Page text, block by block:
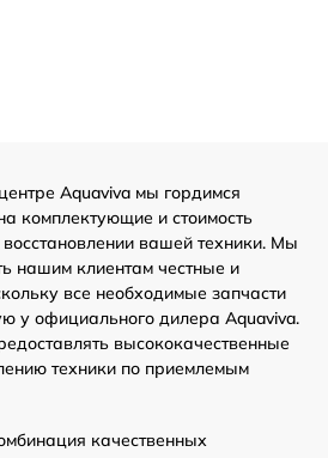
Aquaviva мы гордимся
комплектующие и стоимость
вашей техники. Мы
нашим клиентам честные и
все необходимые запчасти
у официального дилера Aquaviva.
высококачественные
техники по приемлемым
качественных